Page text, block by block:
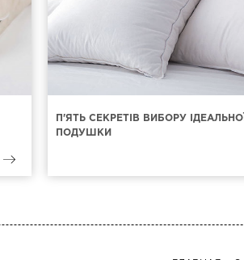
П'ЯТЬ СЕКРЕТІВ ВИБОРУ ІДЕАЛЬНОЇ
ПОДУШКИ